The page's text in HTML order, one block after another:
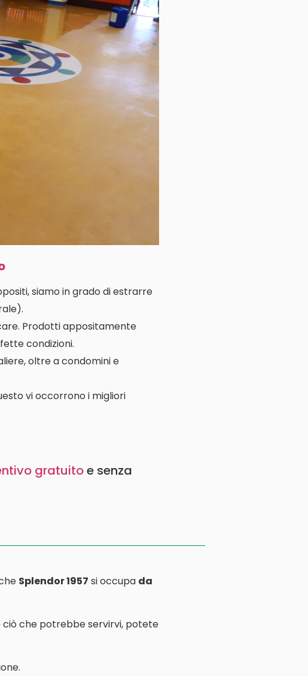
siamo in grado di estrarre
Prodotti appositamente
condizioni.
oltre a condomini e
vi occorrono i migliori
gratuitoe senza
Splendor 1957 si occupa da
che potrebbe servirvi, potete